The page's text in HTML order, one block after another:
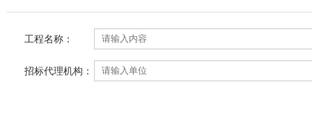
工程名称：
招标代理机构：